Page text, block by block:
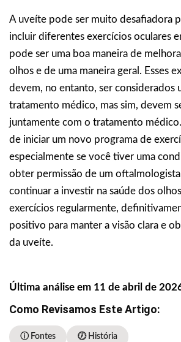
A uveíte pode ser muito desafiadora
incluir diferentes exercícios oculares
pode ser uma boa maneira de
olhos e de uma maneira geral. Esses
devem, no entanto, ser considerados
tratamento médico, mas sim, devem
juntamente com o tratamento
de iniciar um novo programa de
especialmente se você tiver uma
obter permissão de um
continuar a investir na saúde dos
exercícios regularmente,
positivo para manter a visão clara e
da uveíte.
Última análise em 11 de abril de
Como Revisamos Este Artigo:
ⓘ Fontes 🕖 História